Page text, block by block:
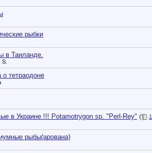
рыбки
в Таиланде.
о тетраодоне
в Украине !!! Potamotrygon sp. "Perl-Rey" (
1
рыбы(арована)